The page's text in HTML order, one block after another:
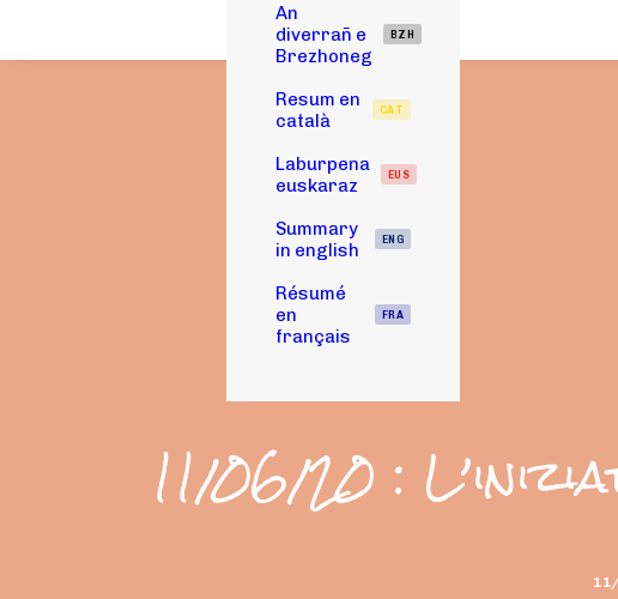
An
diverrañ e
Brezhoneg
BZH
Resum en
català
CAT
Laburpena
euskaraz
EUS
Summary
in english
ENG
Résumé
en
français
FRA
11/06/20 :